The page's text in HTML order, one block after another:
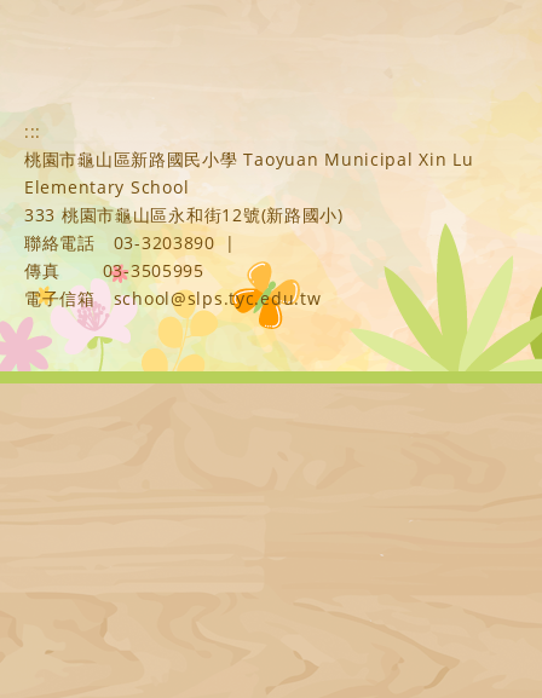
:::
桃園市龜山區新路國民小學 Taoyuan Municipal Xin Lu
Elementary School
333 桃園市龜山區永和街12號(新路國小)
聯絡電話
03-3203890
|
傳真
03-3505995
電子信箱
school@slps.tyc.edu.tw